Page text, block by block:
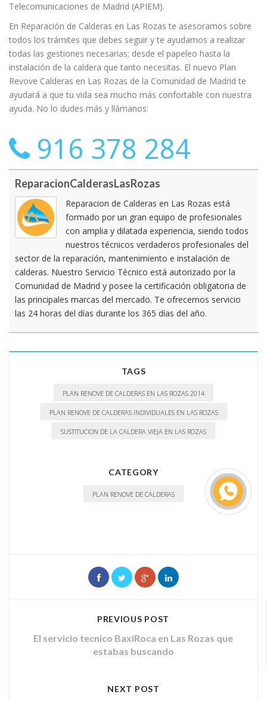
Telecomunicaciones de Madrid (APIEM).
En Reparación de Calderas en Las Rozas te asesoramos sobre
todos los trámites que debes seguir y te ayudamos a realizar
todas las gestiones necesarias; desde el papeleo hasta la
instalación de la caldera que tanto necesitas. El nuevo Plan
Revove Calderas en Las Rozas de la Comunidad de Madrid te
ayudará a que tu vida sea mucho más confortable con nuestra
ayuda. No lo dudes más y llámanos:
916 378 284
ReparacionCalderasLasRozas
Reparacion de Calderas en Las Rozas está
formado por un gran equipo de profesionales
con amplia y dilatada experiencia, siendo todos
nuestros técnicos verdaderos profesionales del
sector de la reparación, mantenimiento e instalación de
calderas. Nuestro Servicio Técnico está autorizado por la
Comunidad de Madrid y posee la certificación obligatoria de
las principales marcas del mercado. Te ofrecemos servicio
las 24 horas del días durante los 365 días del año.
TAGS
PLAN RENOVE DE CALDERAS EN LAS ROZAS 2014
PLAN RENOVE DE CALDERAS INDIVIDUALES EN LAS ROZAS
SUSTITUCION DE LA CALDERA VIEJA EN LAS ROZAS
CATEGORY
PLAN RENOVE DE CALDERAS
PREVIOUS POST
El servicio tecnico BaxiRoca en Las Rozas que
estabas buscando
NEXT POST